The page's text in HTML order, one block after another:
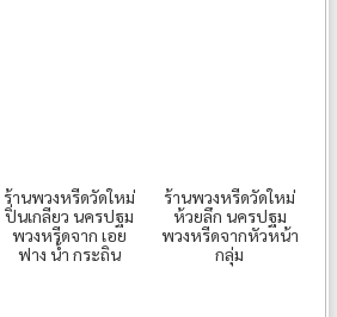
ร้านพวงหรีดวัดใหม่
ปิ่นเกลียว นครปฐม
พวงหรีดจาก เอย
ฟาง น้ำ กระถิน
ร้านพวงหรีดวัดใหม่
ห้วยลึก นครปฐม
พวงหรีดจากหัวหน้า
กลุ่ม